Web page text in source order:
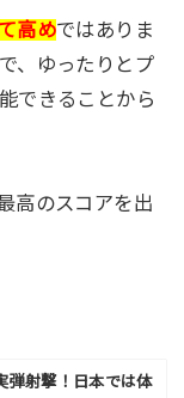
高めではありま
、ゆったりとプ
できることから
高のスコアを出
弾射撃！日本では体